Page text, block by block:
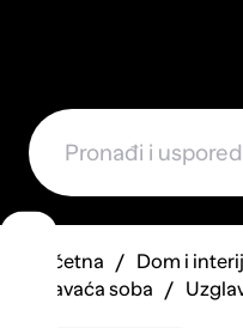
Početna Dom i
Spavaća soba